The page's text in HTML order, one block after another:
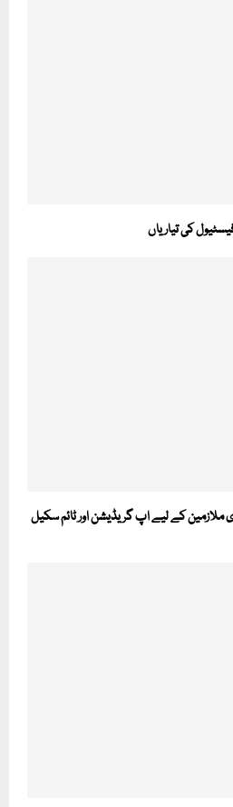
کی تیاریاں
ملازمین کے لیے اپ گریڈیشن اور ٹائم سکیل